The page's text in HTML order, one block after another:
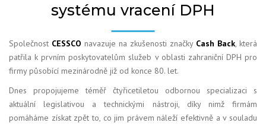
systému vracení DPH
Společnost CESSCO navazuje na zkušenosti značky Cash Back, která
patřila k prvním poskytovatelům služeb v oblasti zahraniční DPH pro
firmy působící mezinárodně již od konce 80. let.
Dnes propojujeme téměř čtyřicetiletou odbornou specializaci s
aktuální legislativou a technickými nástroji, díky nimž firmám
pomáháme získat zpět to, co jim právem náleží efektivně a v souladu